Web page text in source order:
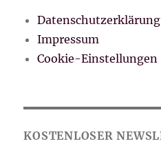
Datenschutzerklärung
Impressum
Cookie-Einstellungen